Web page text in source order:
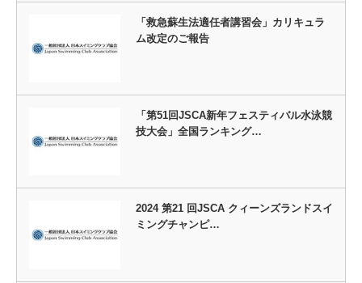
「救急蘇生法適任者講習会」カリキュラ
ム改定のご報告
「第51回JSCA新年フェスティバル水泳競
技大会」全国ランキング…
2024 第21 回JSCA クィーンズランドスイ
ミングチャンピ…